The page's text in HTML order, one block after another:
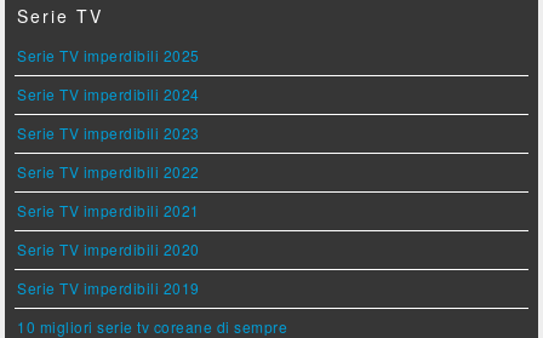
Serie TV
Serie TV imperdibili 2025
Serie TV imperdibili 2024
Serie TV imperdibili 2023
Serie TV imperdibili 2022
Serie TV imperdibili 2021
Serie TV imperdibili 2020
Serie TV imperdibili 2019
10 migliori serie tv coreane di sempre